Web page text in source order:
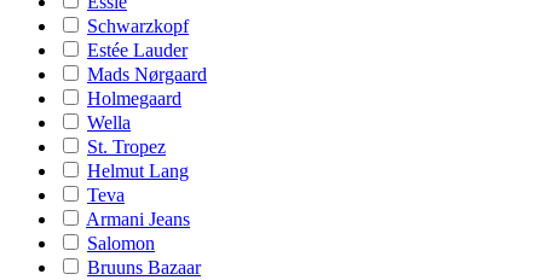
Schwarzkopf
Estée Lauder
Mads Nørgaard
Holmegaard
Wella
St. Tropez
Helmut Lang
Teva
Armani Jeans
Salomon
Bruuns Bazaar